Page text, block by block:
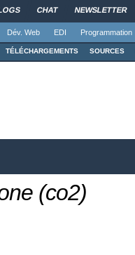
CHAT NEWSLETTER
Dév. Web EDI Programmation
TÉLÉCHARGEMENTS SOURCES
(co2)